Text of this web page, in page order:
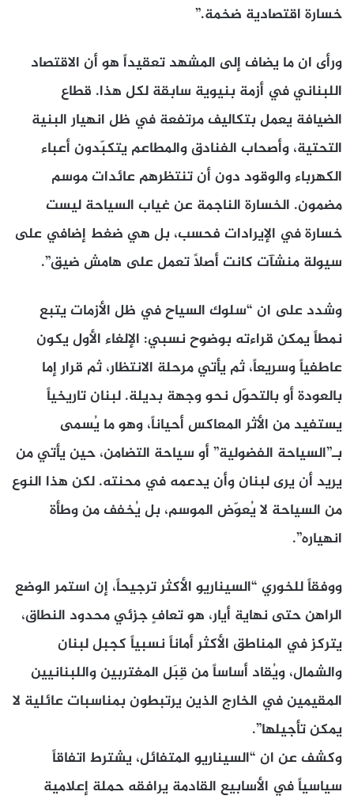
خسارة اقتصادية ضخمة.”
ورأى ان ما يضاف إلى المشهد تعقيداً هو أن الاقتصاد
اللبناني في أزمة بنيوية سابقة لكل هذا. قطاع
الضيافة يعمل بتكاليف مرتفعة في ظل انهيار البنية
التحتية، وأصحاب الفنادق والمطاعم يتكبّدون أعباء
الكهرباء والوقود دون أن تنتظرهم عائدات موسم
مضمون. الخسارة الناجمة عن غياب السياحة ليست
خسارة في الإيرادات فحسب، بل هي ضغط إضافي على
سيولة منشآت كانت أصلاً تعمل على هامش ضيق”.
وشدد على ان “سلوك السياح في ظل الأزمات يتبع
نمطاً يمكن قراءته بوضوح نسبي: الإلغاء الأول يكون
عاطفياً وسريعاً، ثم يأتي مرحلة الانتظار، ثم قرار إما
بالعودة أو بالتحوّل نحو وجهة بديلة. لبنان تاريخياً
يستفيد من الأثر المعاكس أحياناً، وهو ما يُسمى
بـ”السياحة الفضولية” أو سياحة التضامن، حين يأتي من
يريد أن يرى لبنان وأن يدعمه في محنته. لكن هذا النوع
من السياحة لا يُعوّض الموسم، بل يُخفف من وطأة
انهياره”.
ووفقاً للخوري “السيناريو الأكثر ترجيحاً، إن استمر الوضع
الراهن حتى نهاية أيار، هو تعافٍ جزئي محدود النطاق،
يتركز في المناطق الأكثر أماناً نسبياً كجبل لبنان
والشمال، ويُقاد أساساً من قِبَل المغتربين واللبنانيين
المقيمين في الخارج الذين يرتبطون بمناسبات عائلية لا
يمكن تأجيلها”.
وكشف عن ان “السيناريو المتفائل، يشترط اتفاقاً
سياسياً في الأسابيع القادمة يرافقه حملة إعلامية